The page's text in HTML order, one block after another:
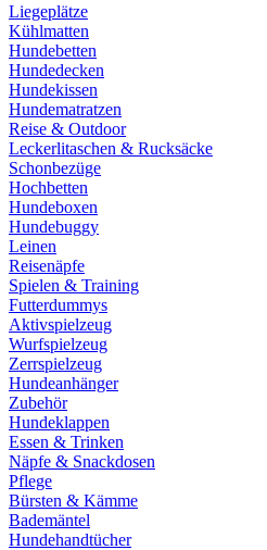
Liegeplätze
Kühlmatten
Hundebetten
Hundedecken
Hundekissen
Hundematratzen
Reise & Outdoor
Leckerlitaschen & Rucksäcke
Schonbezüge
Hochbetten
Hundeboxen
Hundebuggy
Leinen
Reisenäpfe
Spielen & Training
Futterdummys
Aktivspielzeug
Wurfspielzeug
Zerrspielzeug
Hundeanhänger
Zubehör
Hundeklappen
Essen & Trinken
Näpfe & Snackdosen
Pflege
Bürsten & Kämme
Bademäntel
Hundehandtücher